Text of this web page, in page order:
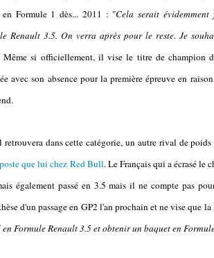
Formule 1 dès... 2011 : "Cela serait
Renault 3.5. On verra après pour le reste. Je
Même si officiellement, il vise le titre de champion
avec son absence pour la première épreuve en
dans cette catégorie, un autre rival de
que lui chez Red Bull. Le Français qui a écrasé le
également passé en 3.5 mais il ne compte pas
d'un passage en GP2 l'an prochain et ne vise que la
Formule Renault 3.5 et obtenir un baquet en